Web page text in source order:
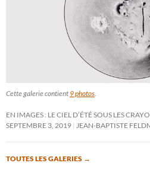
Cette galerie contient 9 photos.
EN IMAGES : LE CIEL D’ÉTÉ SOUS LES
SEPTEMBRE 3, 2019 JEAN-BAPTISTE
TOUTES LES GALERIES →